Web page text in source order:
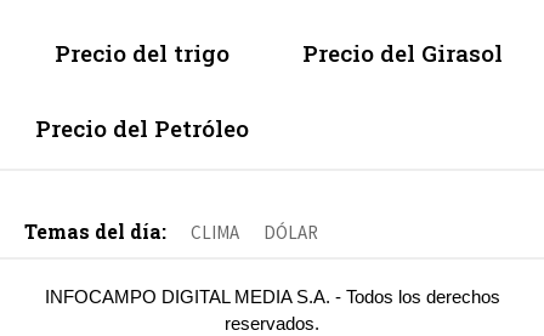
Precio del trigo Precio del Girasol
Precio del Petróleo
Temas del día: CLIMA DÓLAR
INFOCAMPO DIGITAL MEDIA S.A. - Todos los derechos
reservados.